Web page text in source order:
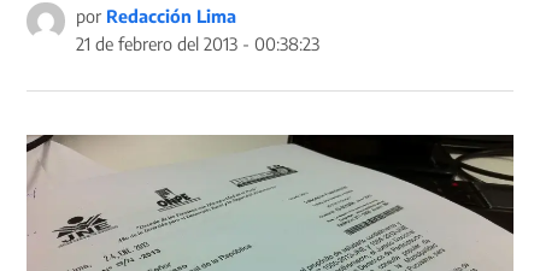
por Redacción Lima
21 de febrero del 2013 - 00:38:23